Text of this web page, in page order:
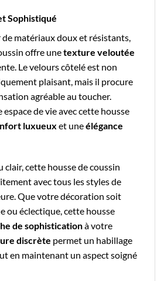
Sophistiqué
matériaux doux et résistants,
offre unetexture veloutée
Le velours côtelé est non
plaisant, mais il procure
agréable au toucher.
de vie avec cette housse
luxueux et uneélégance
clair, cette housse de coussin
avec tous les styles de
Que votre décoration soit
ou éclectique, cette housse
de sophisticationà votre
discrète permet un habillage
en maintenant un aspect soigné